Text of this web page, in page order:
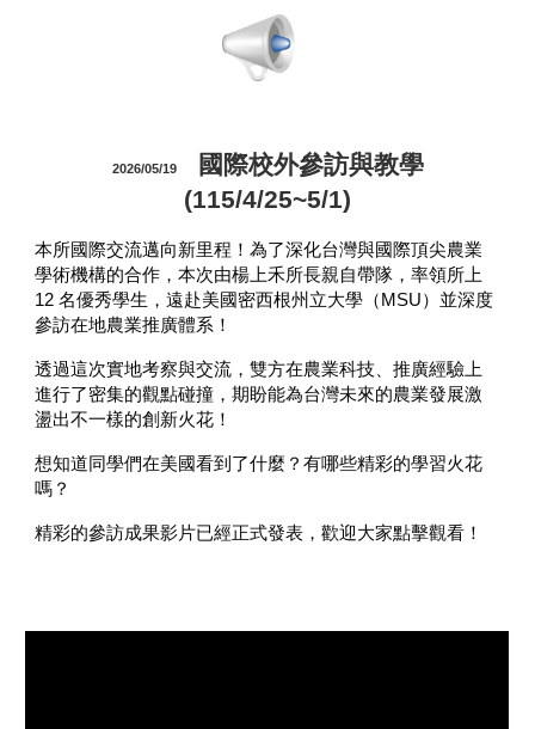
2026/05/19國際校外參訪與教學
(115/4/25~5/1)
本所國際交流邁向新里程！為了深化台灣與國際頂尖農業
學術機構的合作，本次由楊上禾所長親自帶隊，率領所上
12 名優秀學生，遠赴美國密西根州立大學（MSU）並深度
參訪在地農業推廣體系！
透過這次實地考察與交流，雙方在農業科技、推廣經驗上
進行了密集的觀點碰撞，期盼能為台灣未來的農業發展激
盪出不一樣的創新火花！
想知道同學們在美國看到了什麼？有哪些精彩的學習火花
嗎？
精彩的參訪成果影片已經正式發表，歡迎大家點擊觀看！